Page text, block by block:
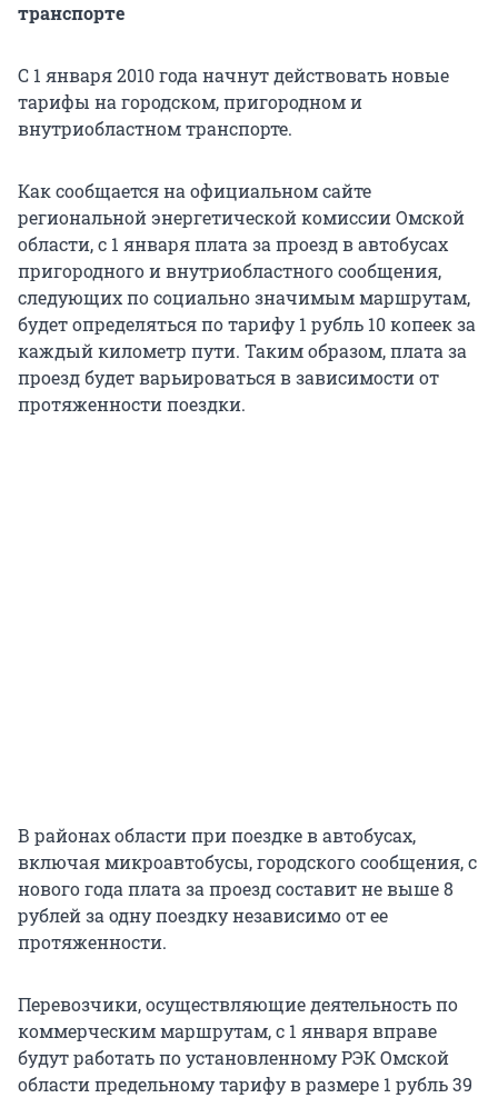
транспорте
С 1 января 2010 года начнут действовать новые
тарифы на городском, пригородном и
внутриобластном транспорте.
Как сообщается на официальном сайте
региональной энергетической комиссии Омской
области, с 1 января плата за проезд в автобусах
пригородного и внутриобластного сообщения,
следующих по социально значимым маршрутам,
будет определяться по тарифу 1 рубль 10 копеек за
каждый километр пути. Таким образом, плата за
проезд будет варьироваться в зависимости от
протяженности поездки.
В районах области при поездке в автобусах,
включая микроавтобусы, городского сообщения, с
нового года плата за проезд составит не выше 8
рублей за одну поездку независимо от ее
протяженности.
Перевозчики, осуществляющие деятельность по
коммерческим маршрутам, с 1 января вправе
будут работать по установленному РЭК Омской
области предельному тарифу в размере 1 рубль 39